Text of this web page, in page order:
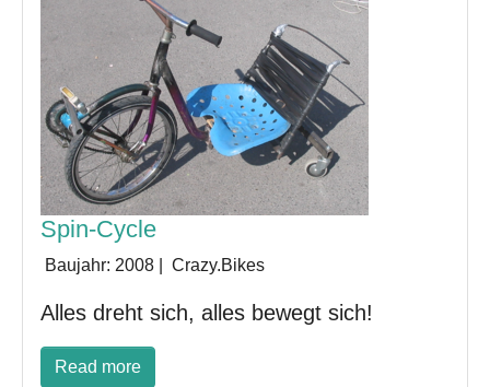
Spin-Cycle
Baujahr: 2008 Crazy.Bikes
Alles dreht sich, alles bewegt sich!
Read more